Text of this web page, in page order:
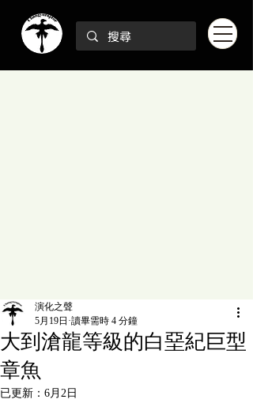
大到滄龍等級的白堊紀巨型
章魚
演化之聲
5月19日 讀畢需時 4 分鐘
已更新： 6月2日